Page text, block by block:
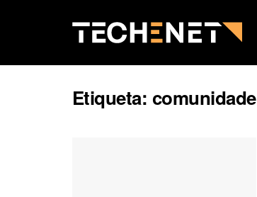
Etiqueta: comunidade